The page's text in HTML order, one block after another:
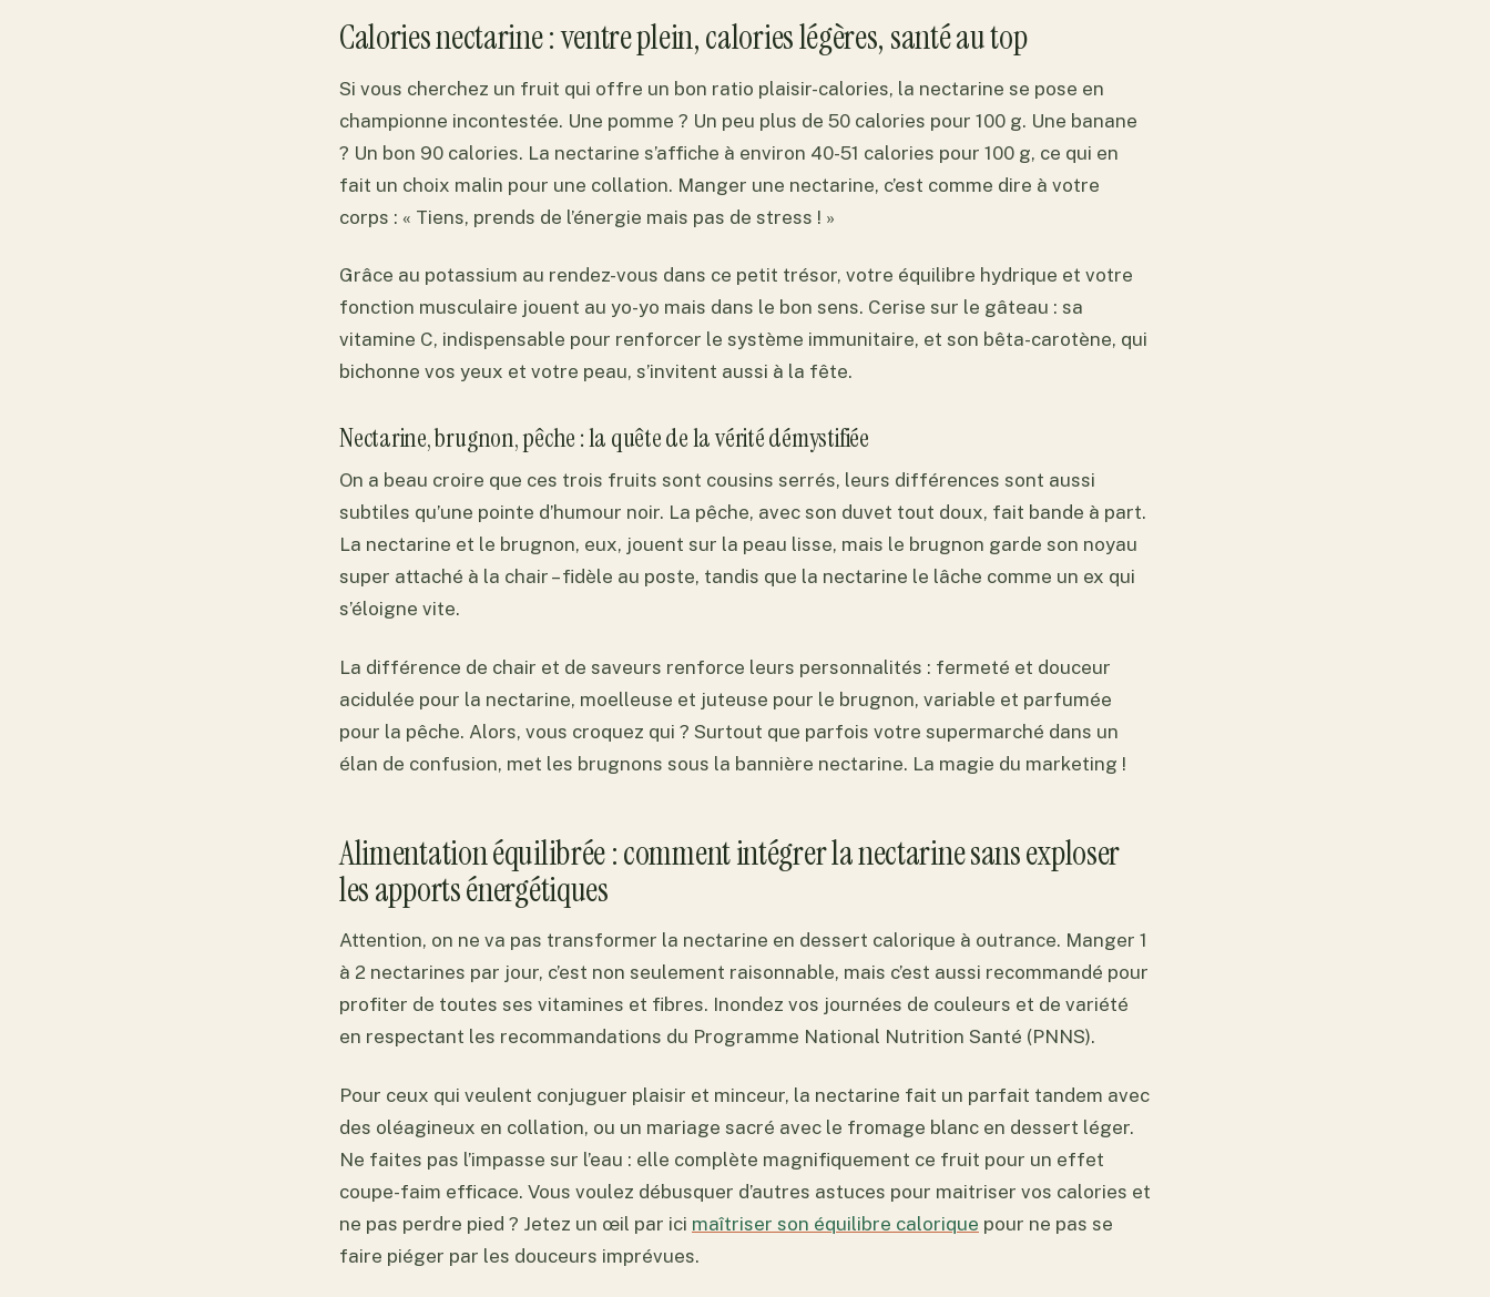
Calories nectarine : ventre plein, calories légères, santé au top
Si vous cherchez un fruit qui offre un bon ratio plaisir-calories, la nectarine se pose en
championne incontestée. Une pomme ? Un peu plus de 50 calories pour 100 g. Une banane
? Un bon 90 calories. La nectarine s’affiche à environ 40-51 calories pour 100 g, ce qui en
fait un choix malin pour une collation. Manger une nectarine, c’est comme dire à votre
corps : « Tiens, prends de l’énergie mais pas de stress ! »
Grâce au potassium au rendez-vous dans ce petit trésor, votre équilibre hydrique et votre
fonction musculaire jouent au yo-yo mais dans le bon sens. Cerise sur le gâteau : sa
vitamine C, indispensable pour renforcer le système immunitaire, et son bêta-carotène, qui
bichonne vos yeux et votre peau, s’invitent aussi à la fête.
Nectarine, brugnon, pêche : la quête de la vérité démystifiée
On a beau croire que ces trois fruits sont cousins serrés, leurs différences sont aussi
subtiles qu’une pointe d’humour noir. La pêche, avec son duvet tout doux, fait bande à part.
La nectarine et le brugnon, eux, jouent sur la peau lisse, mais le brugnon garde son noyau
super attaché à la chair – fidèle au poste, tandis que la nectarine le lâche comme un ex qui
s’éloigne vite.
La différence de chair et de saveurs renforce leurs personnalités : fermeté et douceur
acidulée pour la nectarine, moelleuse et juteuse pour le brugnon, variable et parfumée
pour la pêche. Alors, vous croquez qui ? Surtout que parfois votre supermarché dans un
élan de confusion, met les brugnons sous la bannière nectarine. La magie du marketing !
Alimentation équilibrée : comment intégrer la nectarine sans exploser
les apports énergétiques
Attention, on ne va pas transformer la nectarine en dessert calorique à outrance. Manger 1
à 2 nectarines par jour, c’est non seulement raisonnable, mais c’est aussi recommandé pour
profiter de toutes ses vitamines et fibres. Inondez vos journées de couleurs et de variété
en respectant les recommandations du Programme National Nutrition Santé (PNNS).
Pour ceux qui veulent conjuguer plaisir et minceur, la nectarine fait un parfait tandem avec
des oléagineux en collation, ou un mariage sacré avec le fromage blanc en dessert léger.
Ne faites pas l’impasse sur l’eau : elle complète magnifiquement ce fruit pour un effet
coupe-faim efficace. Vous voulez débusquer d’autres astuces pour maitriser vos calories et
ne pas perdre pied ? Jetez un œil par ici maîtriser son équilibre calorique pour ne pas se
faire piéger par les douceurs imprévues.